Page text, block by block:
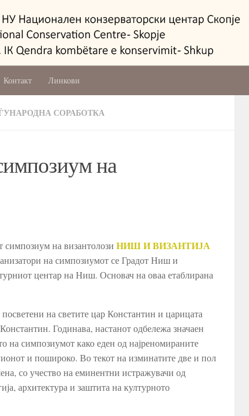
Контакт Линкови
СОРАБОТКА
на
на византолози НИШ И ВИЗАНТИЈА
на симпозиумот се Градот Ниш и
центар на Ниш. Основач на оваа етаблирана
на светите цар Константин и царицата
Годинава, настанот одбележа значаен
на симпозиумот како еден од најреномираните
и пошироко. Во текот на изминатите две и пол
со учество на еминентни истражувачи од
архитектура и заштита на културното